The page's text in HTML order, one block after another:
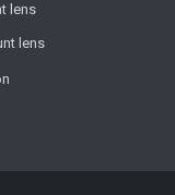
lens
lens